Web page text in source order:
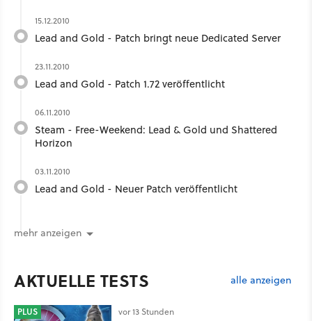
15.12.2010
Lead and Gold - Patch bringt neue Dedicated Server
23.11.2010
Lead and Gold - Patch 1.72 veröffentlicht
06.11.2010
Steam - Free-Weekend: Lead & Gold und Shattered
Horizon
03.11.2010
Lead and Gold - Neuer Patch veröffentlicht
mehr anzeigen
AKTUELLE TESTS alle anzeigen
PLUS vor 13 Stunden